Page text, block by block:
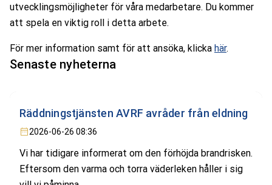
utvecklingsmöjligheter för våra medarbetare. Du kommer
att spela en viktig roll i detta arbete.
För mer information samt för att ansöka, klicka här.
Senaste nyheterna
Räddningstjänsten AVRF avråder från eldning
2026-06-26 08:36
Vi har tidigare informerat om den förhöjda brandrisken.
Eftersom den varma och torra väderleken håller i sig